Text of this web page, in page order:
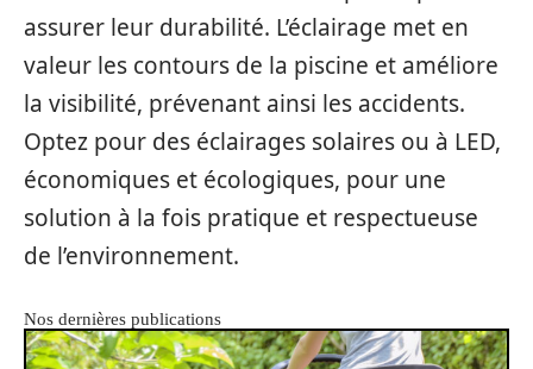
assurer leur durabilité. L’éclairage met en
valeur les contours de la piscine et améliore
la visibilité, prévenant ainsi les accidents.
Optez pour des éclairages solaires ou à LED,
économiques et écologiques, pour une
solution à la fois pratique et respectueuse
de l’environnement.
Nos dernières publications